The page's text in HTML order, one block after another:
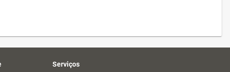
Serviços